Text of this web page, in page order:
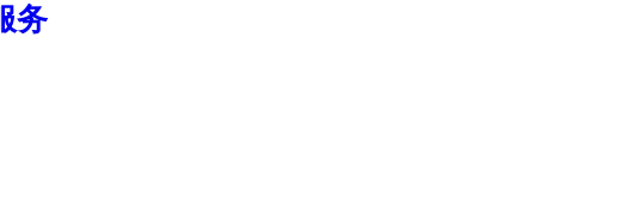
务